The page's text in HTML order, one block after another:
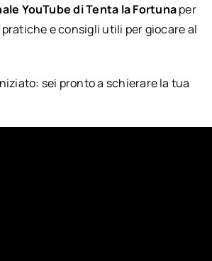
YouTube di Tenta la Fortunaper
e consigli utili per giocare al
sei pronto a schierare la tua